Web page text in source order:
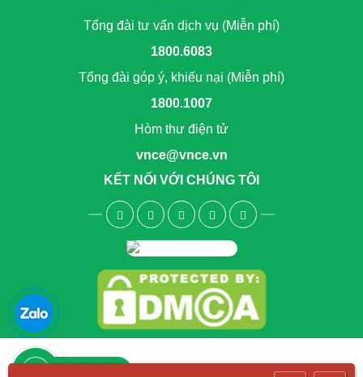
Tổng đài tư vấn dịch vụ (Miễn phí)
1800.6083
Tổng đài góp ý, khiếu nại (Miễn phí)
1800.1007
Hòm thư điện tử
vnce@vnce.vn
KẾT NỐI VỚI CHÚNG TÔI